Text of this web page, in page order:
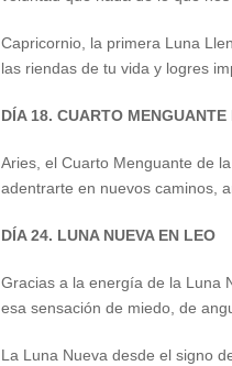
Capricornio, la primera Luna
las riendas de tu vida y logres
DÍA 18. CUARTO MENGUANTE
Aries, el Cuarto Menguante de
adentrarte en nuevos caminos,
DÍA 24. LUNA NUEVA EN LEO
Gracias a la energía de la Luna
esa sensación de miedo, de
La Luna Nueva desde el signo